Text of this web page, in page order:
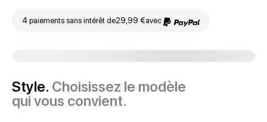
4 paiements sans intérêt de29,99 €avec
Style. Choisissez le modèle
qui vous convient.